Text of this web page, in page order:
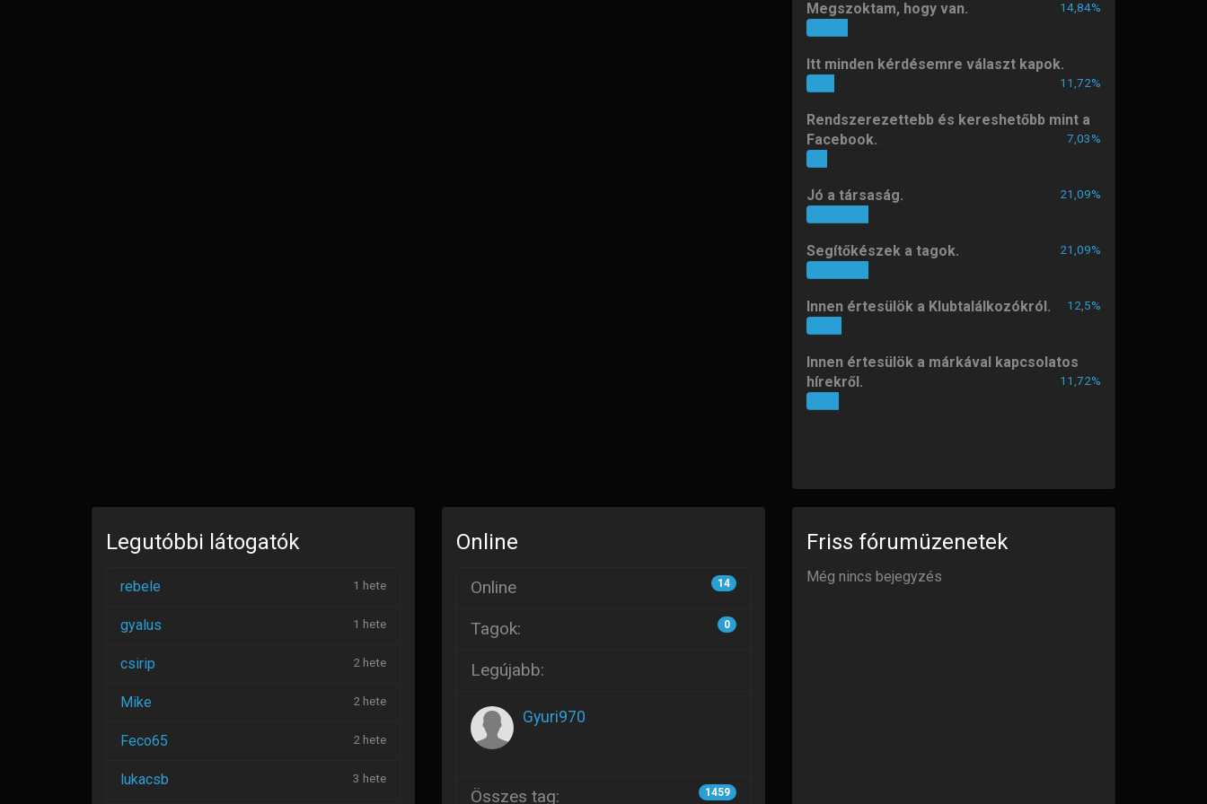
Sziasztok! Dacia Dokker Artic
Elsősorban a csomagtérben lévő
vezetékek, opcionális csatlakozók,
és annak biztosítéktábla bekötései
érdekelnek. Segítségeteket előre is
köszönöm.
nfero
Megszoktam, hogy van. 14,84%
Itt minden kérdésemre választ kapok.
11,72%
Rendszerezettebb és kereshetőbb mint a
Facebook.
7,03%
Jó a társaság. 21,09%
Segítőkészek a tagok. 21,09%
Innen értesülök a Klubtalálkozókról. 12,5%
Innen értesülök a márkával kapcsolatos
hírekről.
11,72%
Legutóbbi látogatók
rebele 1 hete
gyalus 1 hete
csirip 2 hete
Mike 2 hete
Feco65 2 hete
lukacsb 3 hete
Online
Online 14
Tagok: 0
Legújabb:
Gyuri970
Összes tag: 1459
Friss fórumüzenetek
Még nincs bejegyzés